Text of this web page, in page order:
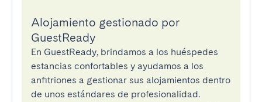
Alojamiento gestionado por
GuestReady
En GuestReady, brindamos a los huéspedes
estancias confortables y ayudamos a los
anfitriones a gestionar sus alojamientos dentro
de unos estándares de profesionalidad.